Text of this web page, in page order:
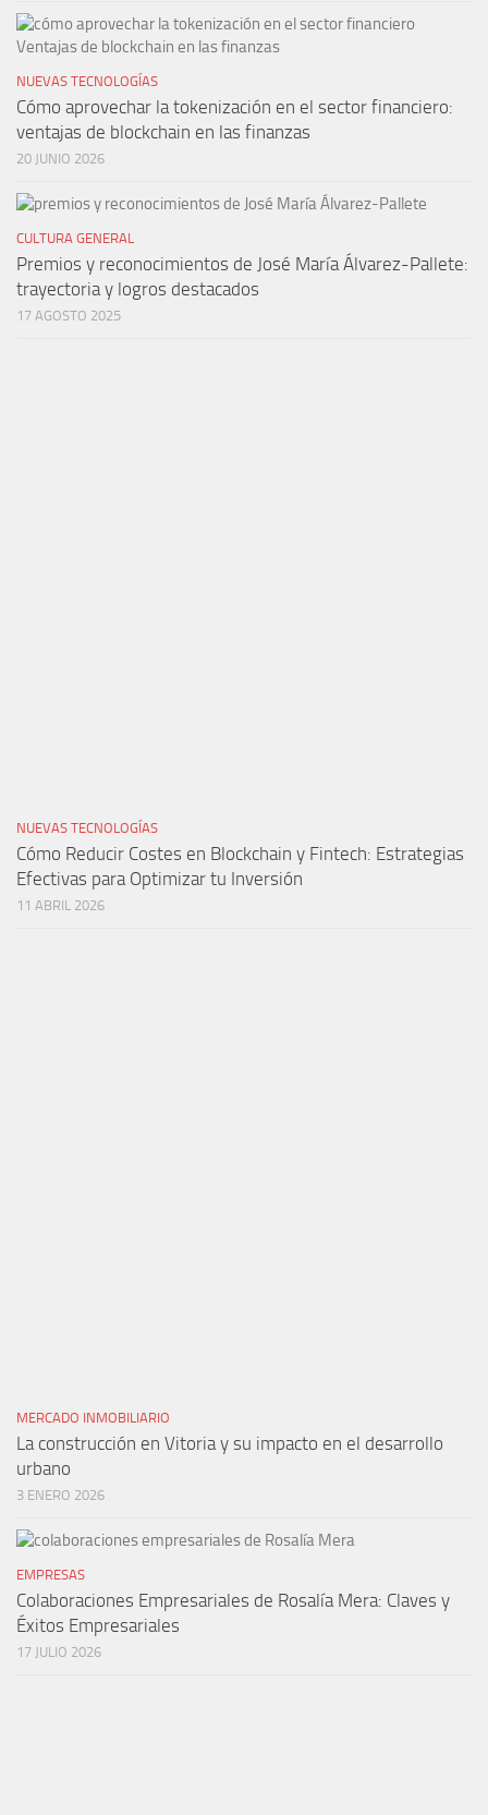
NUEVAS TECNOLOGÍAS
Cómo aprovechar la tokenización en el sector financiero:
ventajas de blockchain en las finanzas
20 JUNIO 2026
CULTURA GENERAL
Premios y reconocimientos de José María Álvarez-Pallete:
trayectoria y logros destacados
17 AGOSTO 2025
NUEVAS TECNOLOGÍAS
Cómo Reducir Costes en Blockchain y Fintech: Estrategias
Efectivas para Optimizar tu Inversión
11 ABRIL 2026
MERCADO INMOBILIARIO
La construcción en Vitoria y su impacto en el desarrollo
urbano
3 ENERO 2026
EMPRESAS
Colaboraciones Empresariales de Rosalía Mera: Claves y
Éxitos Empresariales
17 JULIO 2026